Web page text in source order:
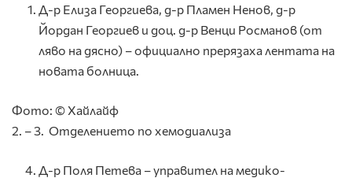
Д-р Елиза Георгиева, д-р Пламен Ненов, д-р
Йордан Георгиев и доц. д-р Венци Росманов (от
ляво на дясно) – официално прерязаха лентата на
новата болница.
Фото: © Хайлайф
2. – 3. Отделението по хемодиализа
Д-р Поля Петева – управител на медико-